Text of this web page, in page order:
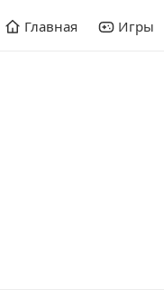
Главная Игры